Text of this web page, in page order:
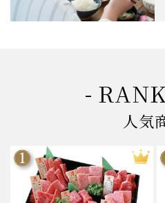
-
人気